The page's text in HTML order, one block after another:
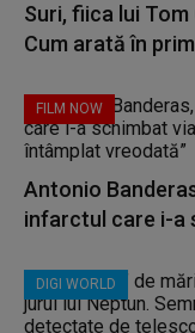
Suri, fiica lui
Cum arată în
FILM NOW
Antonio
infarctul care i-a
DIGI WORLD